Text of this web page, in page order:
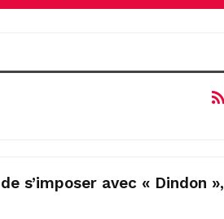
s’imposer avec « Dindon »,